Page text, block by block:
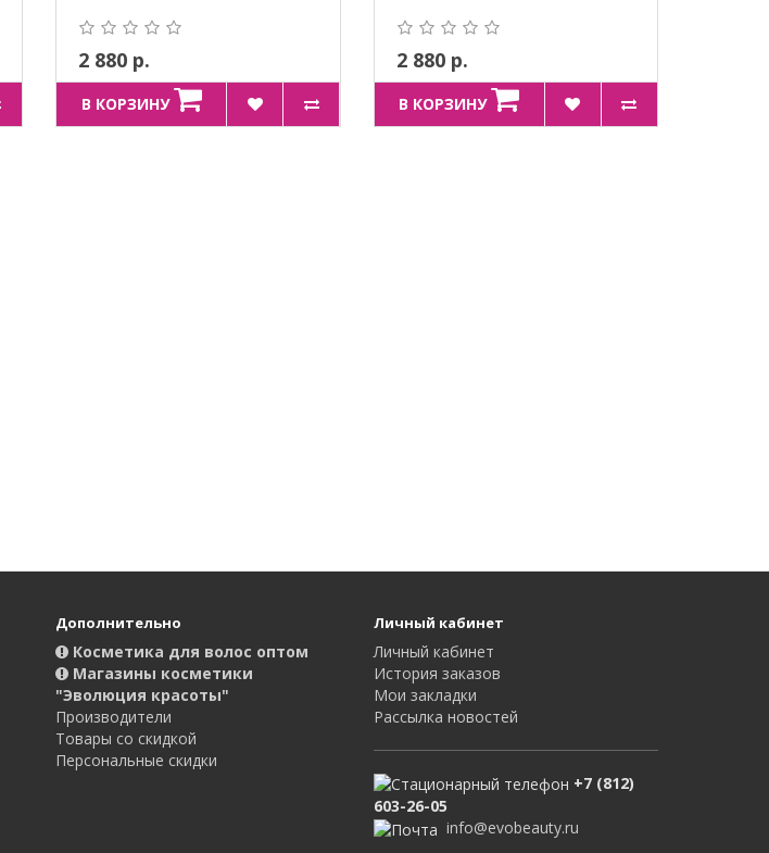
2 880 р.
В КОРЗИНУ
2 880 р.
В КОРЗИНУ
Дополнительно
Косметика для волос оптом
Магазины косметики
"Эволюция красоты"
Производители
Товары со скидкой
Персональные скидки
Личный кабинет
Личный кабинет
История заказов
Мои закладки
Рассылка новостей
+7 (812)
603-26-05
info@evobeauty.ru